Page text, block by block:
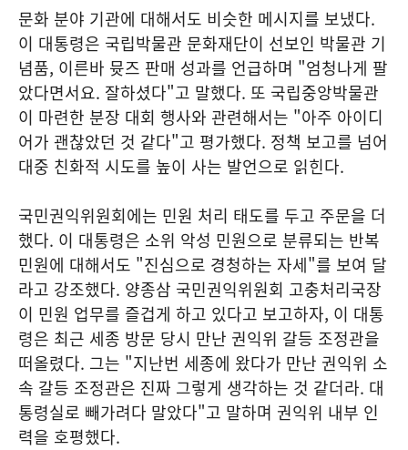
문화 분야 기관에 대해서도 비슷한 메시지를 보냈다.
이 대통령은 국립박물관 문화재단이 선보인 박물관 기
념품, 이른바 뮷즈 판매 성과를 언급하며 "엄청나게 팔
았다면서요. 잘하셨다"고 말했다. 또 국립중앙박물관
이 마련한 분장 대회 행사와 관련해서는 "아주 아이디
어가 괜찮았던 것 같다"고 평가했다. 정책 보고를 넘어
대중 친화적 시도를 높이 사는 발언으로 읽힌다.
국민권익위원회에는 민원 처리 태도를 두고 주문을 더
했다. 이 대통령은 소위 악성 민원으로 분류되는 반복
민원에 대해서도 "진심으로 경청하는 자세"를 보여 달
라고 강조했다. 양종삼 국민권익위원회 고충처리국장
이 민원 업무를 즐겁게 하고 있다고 보고하자, 이 대통
령은 최근 세종 방문 당시 만난 권익위 갈등 조정관을
떠올렸다. 그는 "지난번 세종에 왔다가 만난 권익위 소
속 갈등 조정관은 진짜 그렇게 생각하는 것 같더라. 대
통령실로 빼가려다 말았다"고 말하며 권익위 내부 인
력을 호평했다.